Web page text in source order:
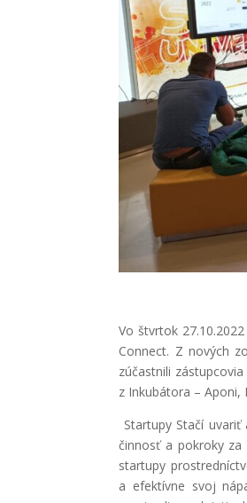
Vo štvrtok
Connect. Z nových
zúčastnili
z Inkubátora – Aponi,
Startupy Stačí
činnosť a pokroky za
startupy
a efektívne svoj